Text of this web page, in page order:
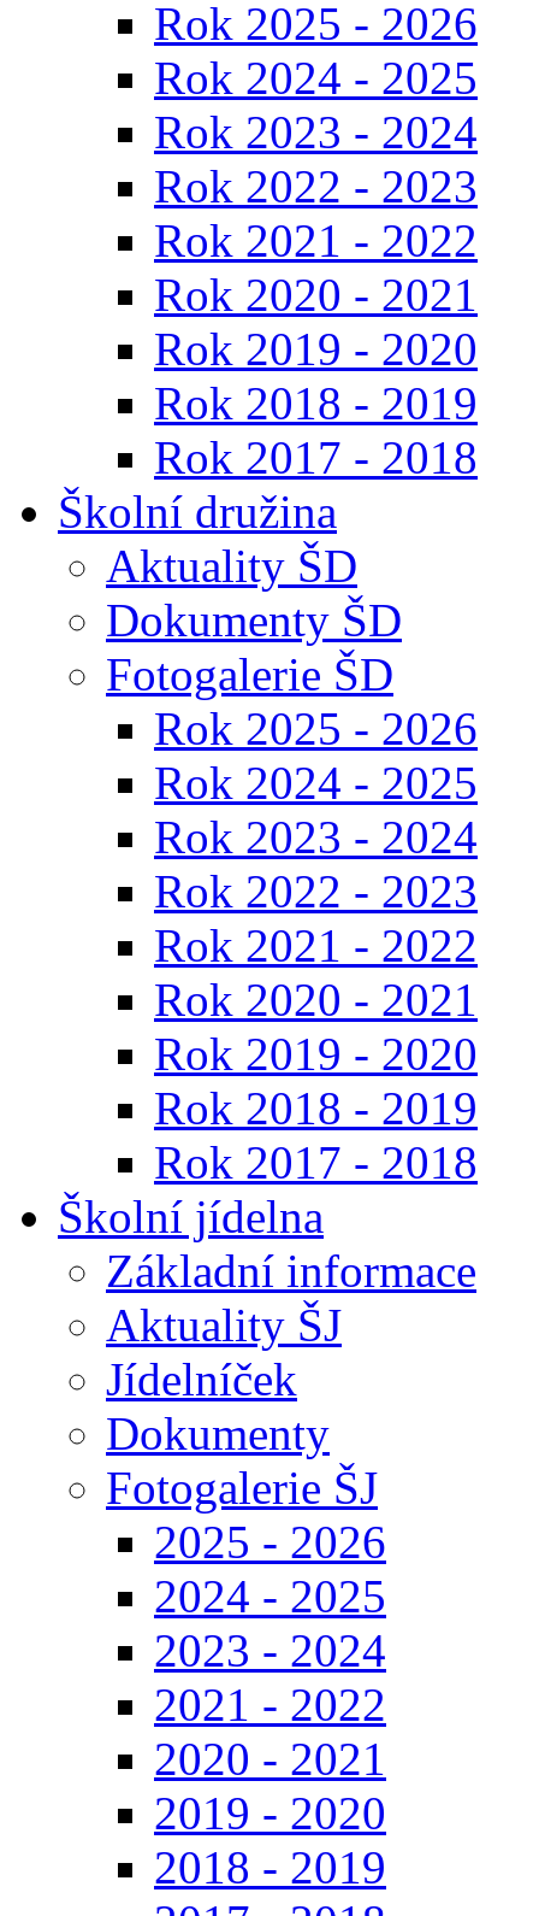
Rok 2025 - 2026
Rok 2024 - 2025
Rok 2023 - 2024
Rok 2022 - 2023
Rok 2021 - 2022
Rok 2020 - 2021
Rok 2019 - 2020
Rok 2018 - 2019
Rok 2017 - 2018
Školní družina
Aktuality ŠD
Dokumenty ŠD
Fotogalerie ŠD
Rok 2025 - 2026
Rok 2024 - 2025
Rok 2023 - 2024
Rok 2022 - 2023
Rok 2021 - 2022
Rok 2020 - 2021
Rok 2019 - 2020
Rok 2018 - 2019
Rok 2017 - 2018
Školní jídelna
Základní informace
Aktuality ŠJ
Jídelníček
Dokumenty
Fotogalerie ŠJ
2025 - 2026
2024 - 2025
2023 - 2024
2021 - 2022
2020 - 2021
2019 - 2020
2018 - 2019